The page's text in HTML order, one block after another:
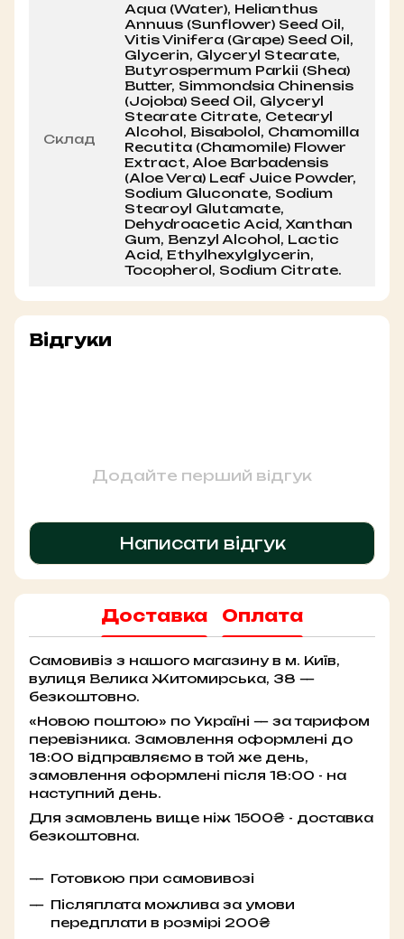
Склад
Aqua (Water), Helianthus
Annuus (Sunflower) Seed Oil,
Vitis Vinifera (Grape) Seed Oil,
Glycerin, Glyceryl Stearate,
Butyrospermum Parkii (Shea)
Butter, Simmondsia Chinensis
(Jojoba) Seed Oil, Glyceryl
Stearate Citrate, Cetearyl
Alcohol, Bisabolol, Chamomilla
Recutita (Chamomile) Flower
Extract, Aloe Barbadensis
(Aloe Vera) Leaf Juice Powder,
Sodium Gluconate, Sodium
Stearoyl Glutamate,
Dehydroacetic Acid, Xanthan
Gum, Benzyl Alcohol, Lactic
Acid, Ethylhexylglycerin,
Tocopherol, Sodium Citrate.
Відгуки
Додайте перший відгук
Написати відгук
Доставка Оплата
Самовивіз з нашого магазину в м. Київ,
вулиця Велика Житомирська, 38 —
безкоштовно.
«Новою поштою» по Україні — за тарифом
перевізника. Замовлення оформлені до
18:00 відправляємо в той же день,
замовлення оформлені після 18:00 - на
наступний день.
Для замовлень вище ніж 1500₴ - доставка
безкоштовна.
Готовкою при самовивозі
Післяплата можлива за умови
передплати в розмірі 200₴